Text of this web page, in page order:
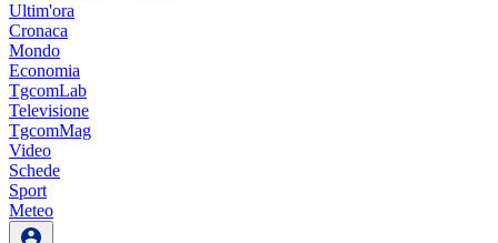
Ultim'ora
Cronaca
Mondo
Economia
TgcomLab
Televisione
TgcomMag
Video
Schede
Sport
Meteo